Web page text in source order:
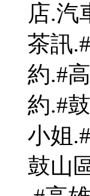
店.汽
茶訊
約.#
約.#
小姐
鼓山